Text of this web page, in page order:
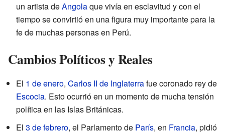
un artista deAngolaque vivía en esclavitud y con el
tiempo se convirtió en una figura muy importante para la
fe de muchas personas en Perú.
Cambios Políticos y Reales
El 1 de enero, Carlos II de Inglaterrafue coronado rey de
Escocia. Esto ocurrió en un momento de mucha tensión
política en las Islas Británicas.
El 3 de febrero, el Parlamento de París, en Francia, pidió